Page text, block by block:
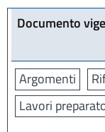
Documento
Argomenti
Lavori